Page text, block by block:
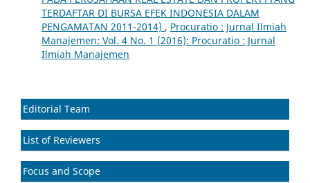
TERDAFTAR DI BURSA EFEK INDONESIA DALAM
PENGAMATAN 2011-2014) , Procuratio : Jurnal Ilmiah
Manajemen: Vol. 4 No. 1 (2016): Procuratio : Jurnal
Ilmiah Manajemen
Editorial Team
List of Reviewers
Focus and Scope